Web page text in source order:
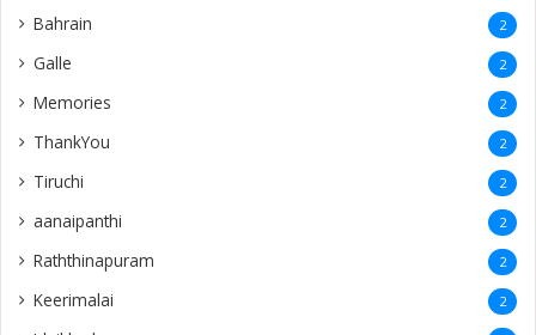
Jeyanthinagar 2
Thailand 2
England 1
Manthikai 1
Buloli 1
haputale 1
Kalpitiya 1
nawalapti 1